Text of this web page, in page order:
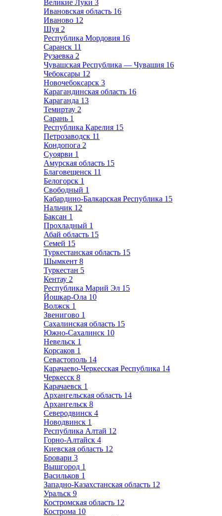
Великие Луки 3
Ивановская область 16
Иваново 12
Шуя 2
Республика Мордовия 16
Саранск 11
Рузаевка 2
Чувашская Республика — Чувашия 16
Чебоксары 12
Новочебоксарск 3
Карагандинская область 16
Караганда 13
Темиртау 2
Сарань 1
Республика Карелия 15
Петрозаводск 11
Кондопога 2
Суоярви 1
Амурская область 15
Благовещенск 11
Белогорск 1
Свободный 1
Кабардино-Балкарская Республика 15
Нальчик 12
Баксан 1
Прохладный 1
Абай область 15
Семей 15
Туркестанская область 15
Шымкент 8
Туркестан 5
Кентау 2
Республика Марий Эл 15
Йошкар-Ола 10
Волжск 1
Звенигово 1
Сахалинская область 15
Южно-Сахалинск 10
Невельск 1
Корсаков 1
Севастополь 14
Карачаево-Черкесская Республика 14
Черкесск 8
Карачаевск 1
Архангельская область 14
Архангельск 8
Северодвинск 4
Новодвинск 1
Республика Алтай 12
Горно-Алтайск 4
Киевская область 12
Бровари 3
Вышгород 1
Васильков 1
Западно-Казахстанская область 12
Уральск 9
Костромская область 12
Кострома 10